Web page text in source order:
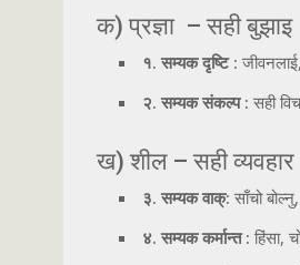
क) प्रज्ञा – सही बुझाइ
१. सम्यक दृष्टि :
२. सम्यक संकल्प : सही
ख) शील – सही व्यवहार
३. सम्यक वाक्: साँचो
४. सम्यक कर्मान्त : हिंसा,